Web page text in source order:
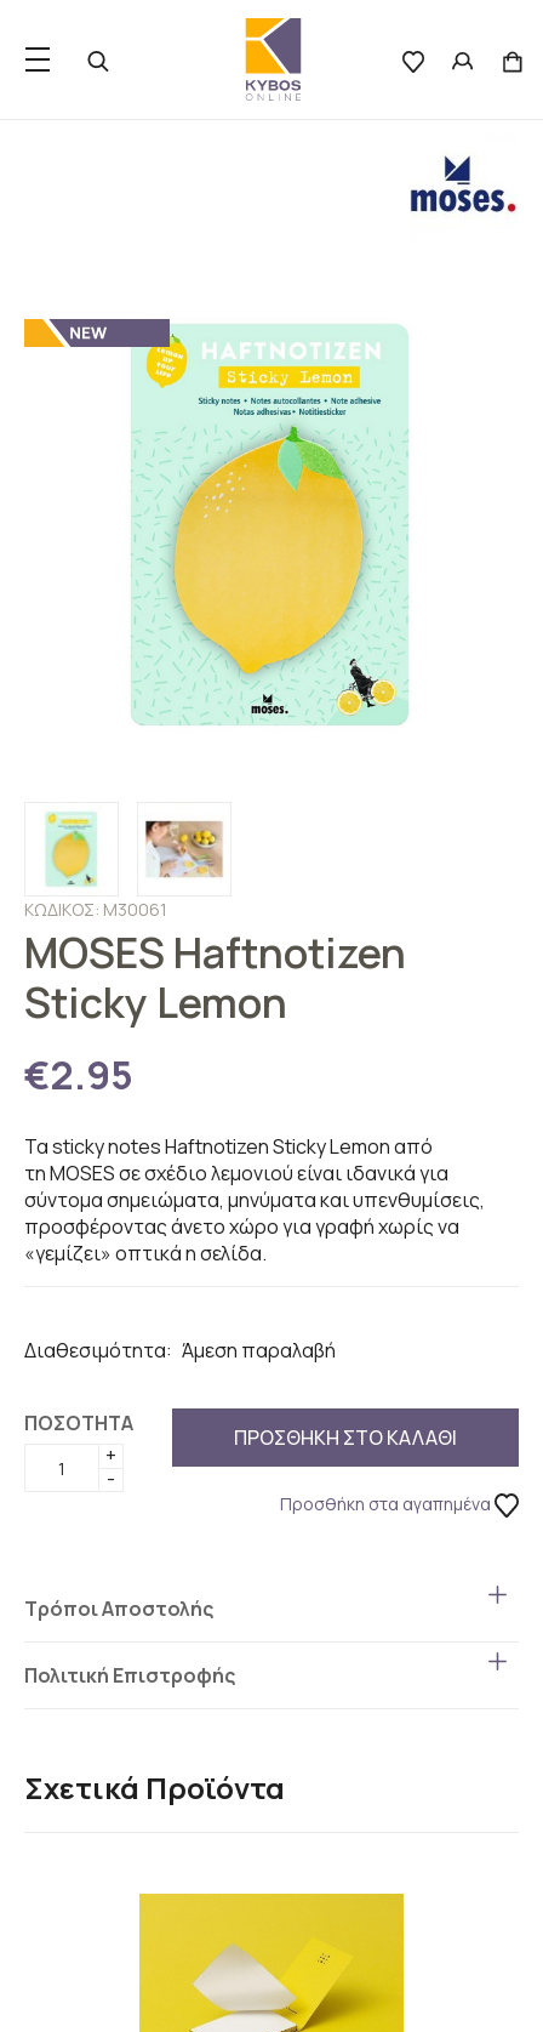
ΚΩΔΙΚΟΣ: M30061
MOSES Haftnotizen
Sticky Lemon
€2.95
Τα sticky notes Haftnotizen Sticky Lemon από
τη MOSES σε σχέδιο λεμονιού είναι ιδανικά για
σύντομα σημειώματα, μηνύματα και υπενθυμίσεις,
προσφέροντας άνετο χώρο για γραφή χωρίς να
«γεμίζει» οπτικά η σελίδα.
Διαθεσιμότητα: Άμεση παραλαβή
ΠΟΣΟΤΗΤΑ
+
-
ΠΡΟΣΘΗΚΗ ΣΤΟ ΚΑΛΑΘΙ
Προσθήκη στα αγαπημένα
Τρόποι Αποστολής
Πολιτική Επιστροφής
Σχετικά Προϊόντα